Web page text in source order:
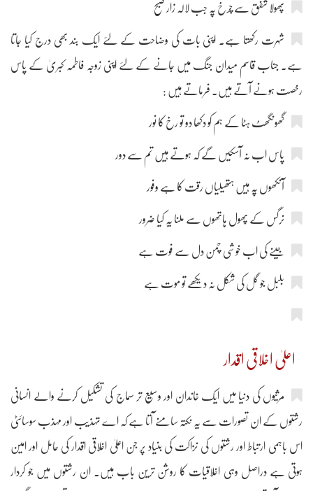
پھولا شفق سے چرخ پہ جب لالہ زار صبح
شہرت رکھتا ہے۔ اپنی بات کی وضاحت کے لئے ایک بند بھی درج کیا جاتا
ہے۔ جناب قاسم میدان جنگ میں جانے کے لئے اپنی زوجہ فاطمہ کبریٰ کے پاس
رخصت ہونے آتے ہیں۔ فرماتے ہیں :
گھونگھٹ ہٹا کے ہم کو دکھا دو تو رخ کا نور
پاس اب نہ آسکیں گے کہ ہوتے ہیں تم سے دور
آنکھوں پہ ہیں ہتھیلیاں رقت کا ہے وفور
نرگس کے پھول ہاتھوں سے ملنا یہ کیا ضرور
جینے کی اب خوشی چمن دل سے فوت ہے
بلبل جو گل کی شکل نہ دیکھے تو موت ہے
اعلیٰ اخلاقی اقدار
مرثیوں کی دنیا میں ایک خاندان اور وسیع تر سماج کی تشکیل کرنے والے انسانی
رشتوں کے ان تصورات سے یہ نکتہ سامنے آتا ہے کہ اے تہذیب اور مہذب سوسائٹی
اس باہمی ارتباط اور رشتوں کی نزاکت کی بنیاد پر جن اعلیٰ اخلاقی اقدار کی حامل اور امین
ہوتی ہے دراصل وہی اخلاقیات کا روشن ترین باب ہیں۔ ان رشتوں میں جو کردار